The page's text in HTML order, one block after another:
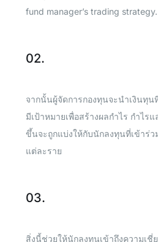
fund manager’s trading strategy.
02.
จากนั้นผู้จัดการกองทุนจะนำเงินทุน
มีเป้าหมายเพื่อสร้างผลกำไร กำไร
ขึ้นจะถูกแบ่งให้กับนักลงทุนที่เข้าร่
แต่ละราย
03.
สิ่งนี้ช่วยให้นักลงทุนเข้าถึงความเชี่